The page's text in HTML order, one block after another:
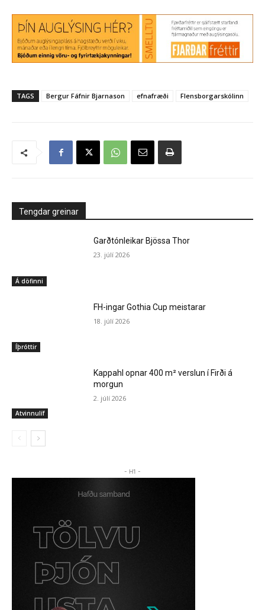
TAGS Bergur Fáfnir Bjarnason efnafræði Flensborgarskólinn
Tengdar greinar
Á döfinni
Garðtónleikar Bjössa Thor
23. júlí 2026
Íþróttir
FH-ingar Gothia Cup meistarar
18. júlí 2026
Atvinnulíf
Kappahl opnar 400 m² verslun í Firði á
morgun
2. júlí 2026
- H1 -